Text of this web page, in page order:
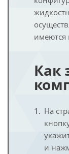
имеются
Как
На
и